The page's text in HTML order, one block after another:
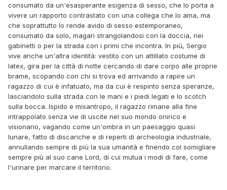
consumato da un'esasperante esigenza di sesso, che lo porta a
vivere un rapporto contrastato con una collega che lo ama, ma
che soprattutto lo rende avido di sesso estemporaneo,
consumato da solo, magari strangolandosi con la doccia, nei
gabinetti o per la strada con i primi che incontra. In più, Sergio
vive anche un'altra identità: vestito con un attillato costume di
latex, gira per la città di notte cercando di dare corpo alle proprie
brame, scopando con chi si trova ed arrivando a rapire un
ragazzo di cui è infatuato, ma da cui è respinto senza speranze,
lasciandolo sulla strada con le mani e i piedi legati e lo scotch
sulla bocca. Ispido e misantropo, il ragazzo rimane alla fine
intrappolato senza vie di uscite nel suo mondo onirico e
visionario, vagando come un'ombra in un paesaggio quasi
lunare, fatto di discariche e di reperti di archeologia industriale,
annullando sempre di più la sua umanità e finendo col somigliare
sempre più al suo cane Lord, di cui mutua i modi di fare, come
l'urinare per marcare il territorio.